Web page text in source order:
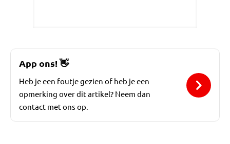
App ons!👋
Heb je een foutje gezien of heb je een
opmerking over dit artikel? Neem dan
contact met ons op.